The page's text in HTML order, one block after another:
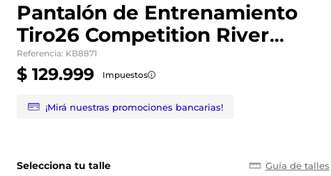
Pantalón de Entrenamiento
Tiro26 Competition River
Plate 26/27
Referencia: KB8871
$ 129.999 Impuestos
¡Mirá nuestras promociones bancarias!
Guía de talles
Selecciona tu talle